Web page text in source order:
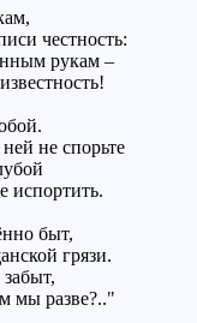
честность:
рукам –
не спорьте
испортить.
быт,
грязи.
мы разве?.."